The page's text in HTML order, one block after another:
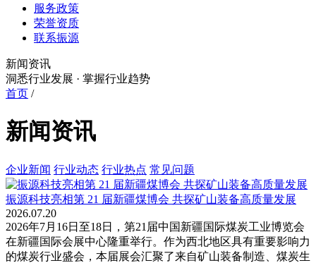
服务政策
荣誉资质
联系振源
新闻资讯
洞悉行业发展 · 掌握行业趋势
首页 /
新闻资讯
企业新闻 行业动态 行业热点 常见问题
振源科技亮相第 21 届新疆煤博会 共探矿山装备高质量发展
2026.07.20
2026年7月16日至18日，第21届中国新疆国际煤炭工业博览会
在新疆国际会展中心隆重举行。作为西北地区具有重要影响力
的煤炭行业盛会，本届展会汇聚了来自矿山装备制造、煤炭生